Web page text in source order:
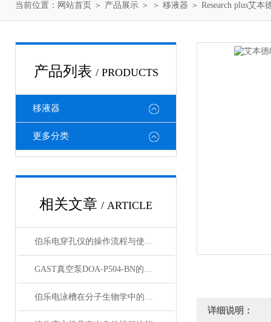
当前位置： 网站首页 ＞ 产品展示 ＞ ＞ 移液器 ＞ Research plus艾
产品列表 / PRODUCTS
移液器
更多分类
相关文章 / ARTICLE
伯乐电穿孔仪的操作流程与使用注意事项
GAST真空泵DOA-P504-BN的节能特性与环保优势概述
伯乐电泳槽在分子生物学中的关键作用
详细说明：